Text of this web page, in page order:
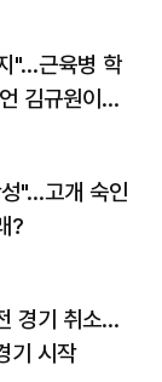
"…근육병 학
김규원이었
"…고개 숙인
?
경기 취소…
기 시작